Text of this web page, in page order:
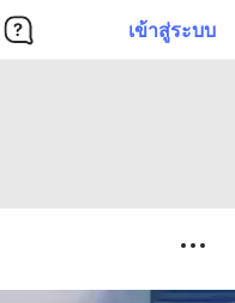
เข้าสู่ระบบ